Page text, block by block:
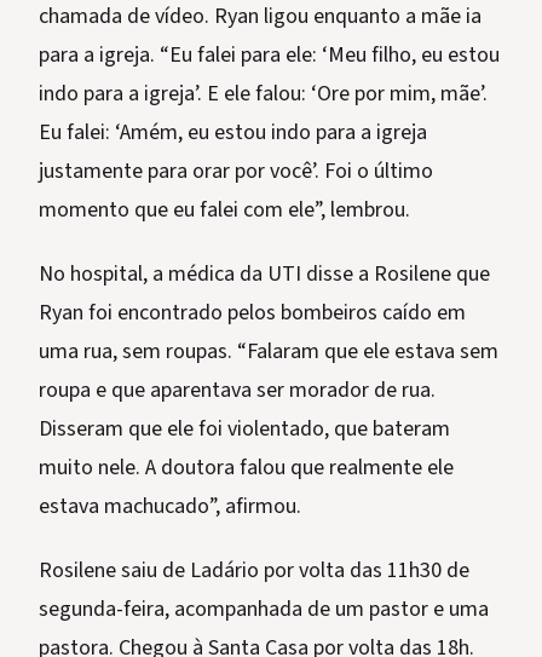
chamada de vídeo. Ryan ligou enquanto a mãe ia
para a igreja. “Eu falei para ele: ‘Meu filho, eu estou
indo para a igreja’. E ele falou: ‘Ore por mim, mãe’.
Eu falei: ‘Amém, eu estou indo para a igreja
justamente para orar por você’. Foi o último
momento que eu falei com ele”, lembrou.
No hospital, a médica da UTI disse a Rosilene que
Ryan foi encontrado pelos bombeiros caído em
uma rua, sem roupas. “Falaram que ele estava sem
roupa e que aparentava ser morador de rua.
Disseram que ele foi violentado, que bateram
muito nele. A doutora falou que realmente ele
estava machucado”, afirmou.
Rosilene saiu de Ladário por volta das 11h30 de
segunda-feira, acompanhada de um pastor e uma
pastora. Chegou à Santa Casa por volta das 18h.